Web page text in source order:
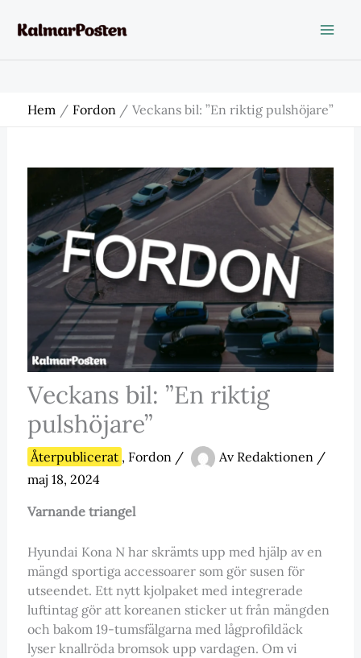
Hem Fordon Veckans bil: ”En riktig pulshöjare”
Veckans bil: ”En riktig
pulshöjare”
Återpublicerat , Fordon/ Av Redaktionen /
maj 18, 2024
Varnande triangel
Hyundai Kona N har skrämts upp med hjälp av en
mängd sportiga accessoarer som gör susen för
utseendet. Ett nytt kjolpaket med integrerade
luftintag gör att koreanen sticker ut från mängden
och bakom 19-tumsfälgarna med lågprofildäck
lyser knallröda bromsok upp vardagen. Om vi